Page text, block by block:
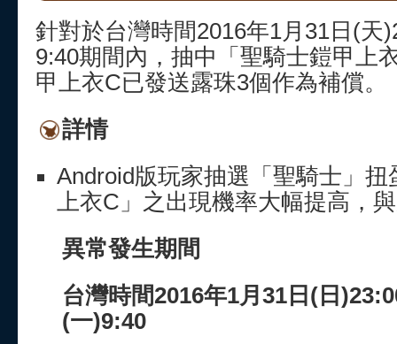
針對於台灣時間2016年1月31日(天
9:40期間內，抽中「聖騎士鎧甲上
甲上衣C已發送露珠3個作為補償。
詳情
Android版玩家抽選「聖騎士」
上衣C」之出現機率大幅提高，
異常發生期間
台灣時間2016年1月31日(日
(一)9:40